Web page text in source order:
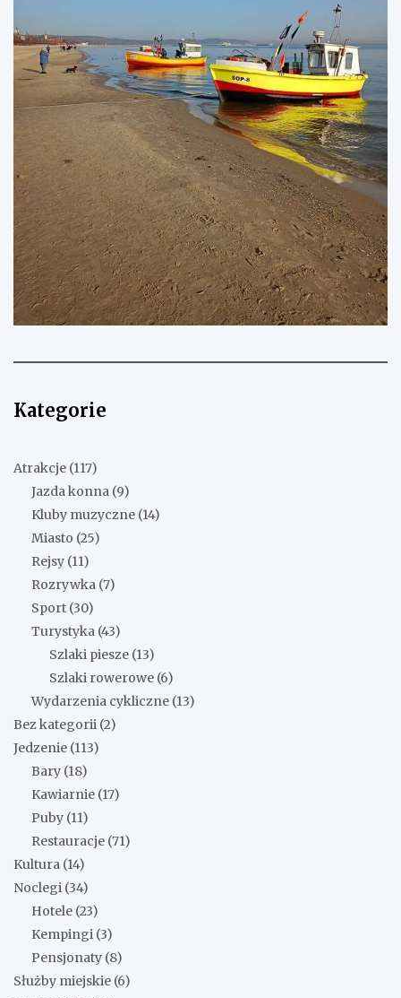
Kategorie
Atrakcje (117)
Jazda konna (9)
Kluby muzyczne (14)
Miasto (25)
Rejsy (11)
Rozrywka (7)
Sport (30)
Turystyka (43)
Szlaki piesze (13)
Szlaki rowerowe (6)
Wydarzenia cykliczne (13)
Bez kategorii (2)
Jedzenie (113)
Bary (18)
Kawiarnie (17)
Puby (11)
Restauracje (71)
Kultura (14)
Noclegi (34)
Hotele (23)
Kempingi (3)
Pensjonaty (8)
Służby miejskie (6)